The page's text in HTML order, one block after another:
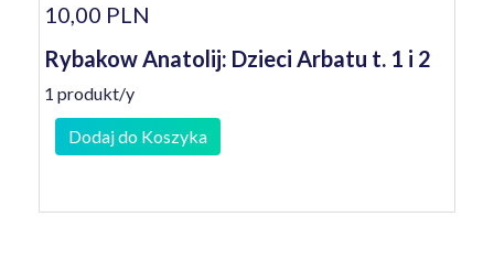
10,00 PLN
Rybakow Anatolij: Dzieci Arbatu t. 1 i 2
1 produkt/y
Dodaj do Koszyka